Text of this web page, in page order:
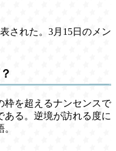
された。3月15日のメン
枠を超えるナンセンスで
ある。逆境が訪れる度に